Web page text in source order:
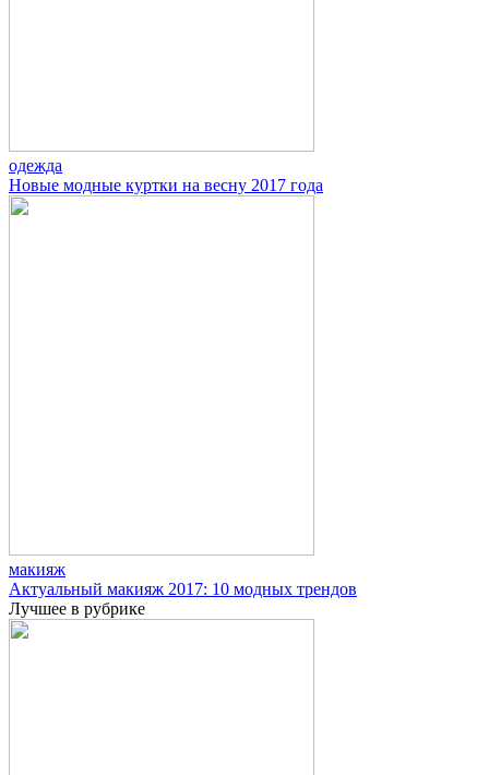
одежда
Новые модные куртки на весну 2017 года
макияж
Актуальный макияж 2017: 10 модных трендов
Лучшее в рубрике